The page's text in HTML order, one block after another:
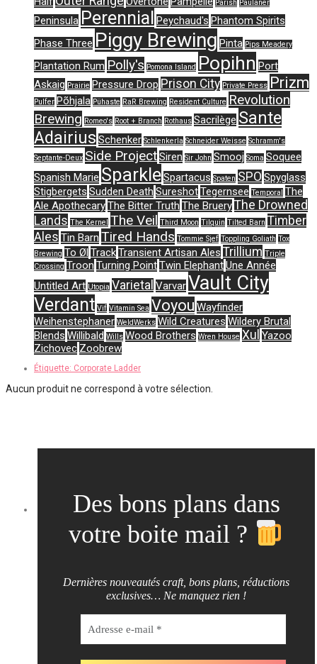
Parish Paulaner
Peninsula Perennial Peychaud's Phantom Spirits
Phase Three Piggy Brewing Pinta Pips Meadery
Plantation Rum Polly's Pomona Island Popihn Port
Askaig Prairie Pressure Drop Prison City Private Press Prizm
Pulfer Põhjala Pühaste RaR Brewing Resident Culture Revolution
Brewing Romeo's Root + Branch Rothaus Sacrilège Sante
Adairius Schenker Schlenkerla Schneider Weisse Schramm's
Septante-Deux Side ProjectSiren Sir John Smooj Soma Soquee
Spanish Marie SparkleSpartacus Spaten SPO Spyglass
Stigbergets Sudden Death SureshotTegernsee Temporal The
Ale ApothecaryThe Bitter Truth The BrueryThe Drowned
Lands The Kernel The Veil Third Moon Tilquin Tilted Barn Timber
Ales Tin Barn Tired Hands Tommie Sjef Toppling Goliath Tox
Brewing To Øl TrackTransient Artisan Ales Trillium Triple
Crossing Troon Turning PointTwin ElephantUne Année
Untitled Art Utopia Varietal VarvarVault City
Verdant Vif Vitamin Sea Voyou Wayfinder
Weihenstephaner WeldWerks Wild Creatures Wildery Brutal
Blends Willibald Wills Wood Brothers Wren House Xul Yazoo
Zichovec Zoobrew
Étiquette: Corporate Ladder
Aucun produit ne correspond à votre sélection.
Des bons plans dans
votre boite mail ?
Dernières nouveautés craft, bons plans, réductions
exclusives… Ne manquez rien !